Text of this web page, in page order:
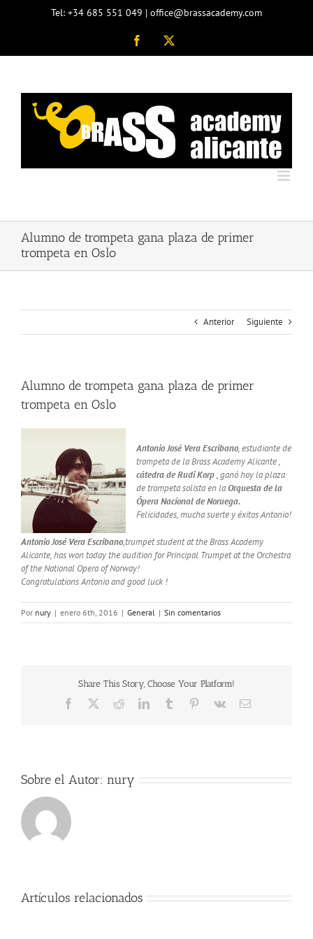
Tel: +34 685 551 049 | office@brassacademy.com
Facebook
Alumno de trompeta gana plaza de primer
trompeta en Oslo
Anterior Siguiente
Alumno de trompeta gana plaza de primer
trompeta en Oslo
Antonio José Vera Escribano, estudiante de
trompeta de la Brass Academy Alicante ,
cátedra de Rudi Korp, ganó hoy la plaza
de trompeta solista en laOrquesta de la
Ópera Nacíonal de Noruega.
Felicidades, mucha suerte y éxitos Antonio!
Antonio José Vera Escribano,trumpet student at the Brass Academy
Alicante, has won today the audition for Principal Trumpet at the Orchestra
of the National Opera of Norway!
Congratulations Antonio and good luck !
Por nury | enero 6th, 2016 | General | Sin comentarios
Share This Story, Choose Your Platform!
Facebook RedditLinkedInTumblr Pinterest
Vk
Correo
Sobre el Autor: nury
Artículos relacionados